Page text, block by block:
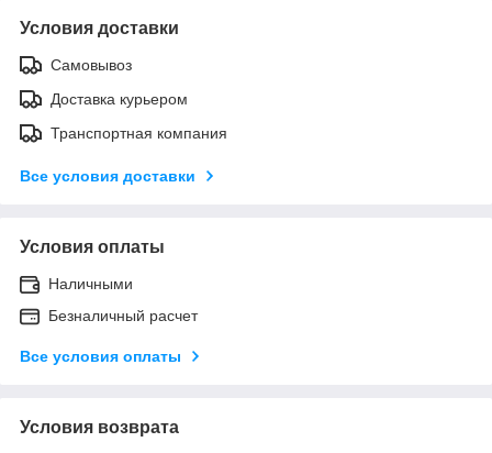
Условия доставки
Самовывоз
Доставка курьером
Транспортная компания
Все условия доставки
Условия оплаты
Наличными
Безналичный расчет
Все условия оплаты
Условия возврата